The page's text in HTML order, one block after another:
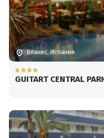
Бланес, Испания
GUITART CENTRAL